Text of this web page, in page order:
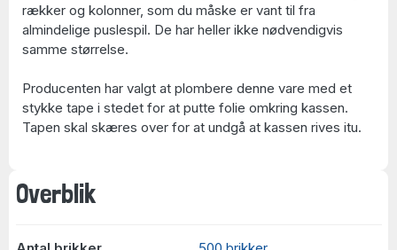
Overblik
rækker og kolonner, som du måske er vant til fra
almindelige puslespil. De har heller ikke nødvendigvis
samme størrelse.
Producenten har valgt at plombere denne vare med et
stykke tape i stedet for at putte folie omkring kassen.
Tapen skal skæres over for at undgå at kassen rives itu.